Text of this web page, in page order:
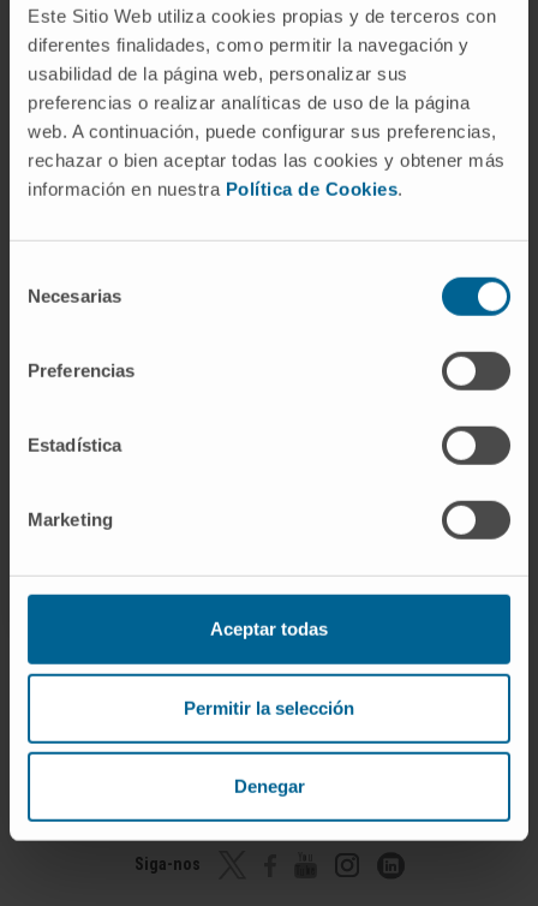
Este Sitio Web utiliza cookies propias y de terceros con
diferentes finalidades, como permitir la navegación y
usabilidad de la página web, personalizar sus
preferencias o realizar analíticas de uso de la página
web. A continuación, puede configurar sus preferencias,
rechazar o bien aceptar todas las cookies y obtener más
información en nuestra Política de Cookies.
Necesarias
Preferencias
Estadística
Marketing
Aceptar todas
Permitir la selección
Denegar
Atividade
Colaboradora Honorífica da Universidade Rey
Autora de uma publicação em revista nacional
congressos nacionais.
Inscrever-se no nosso boletim
ASSINAR
Siga-nos